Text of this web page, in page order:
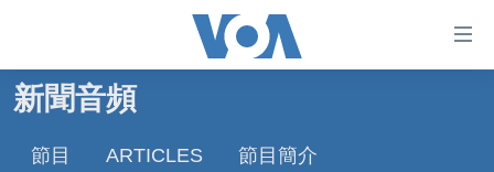
礙
鏈主頁
美國大選2024
新聞音頻
節目 ARTICLES 節目簡介